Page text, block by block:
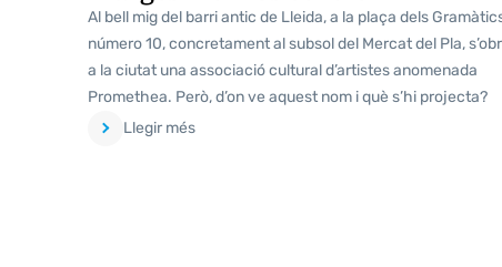
Al bell mig del barri antic de Lleida, a la plaça dels
número 10, concretament al subsol del Mercat del Pla,
a la ciutat una associació cultural d’artistes anomenada
Promethea. Però, d’on ve aquest nom i què s’hi projecta?
Llegir més